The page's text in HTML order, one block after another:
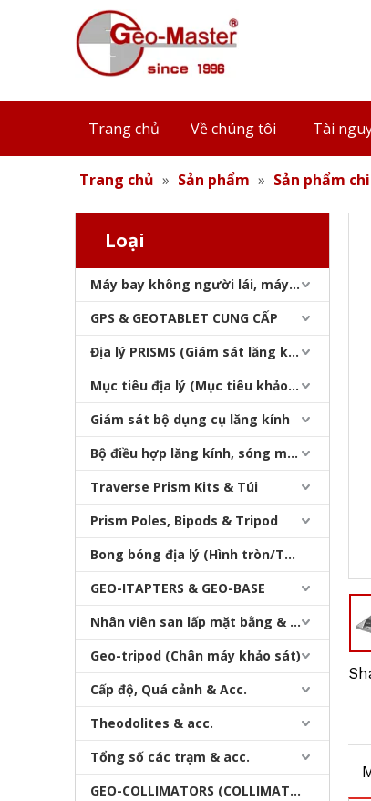
Trang chủ Về chúng tôi Tài
Trang chủ » Sản phẩm » Sản phẩm
Loại
Máy bay không người lái, máy quét laser, máy theo dõi laser & slam
GPS & GEOTABLET CUNG CẤP
Địa lý PRISMS (Giám sát lăng kính)
Mục tiêu địa lý (Mục tiêu khảo sát)
Giám sát bộ dụng cụ lăng kính
Bộ điều hợp lăng kính, sóng mang & bộ nhớ
Traverse Prism Kits & Túi
Prism Poles, Bipods & Tripod
Bong bóng địa lý (Hình tròn/Tấm/Thanh)
GEO-ITAPTERS & GEO-BASE
Nhân viên san lấp mặt bằng & Bipod
Geo-tripod (Chân máy khảo sát)
Cấp độ, Quá cảnh & Acc.
Theodolites & acc.
Tổng số các trạm & acc.
GEO-COLLIMATORS (COLLIMATORS khảo sát)
Neo chốt ổ đĩa (53mm)